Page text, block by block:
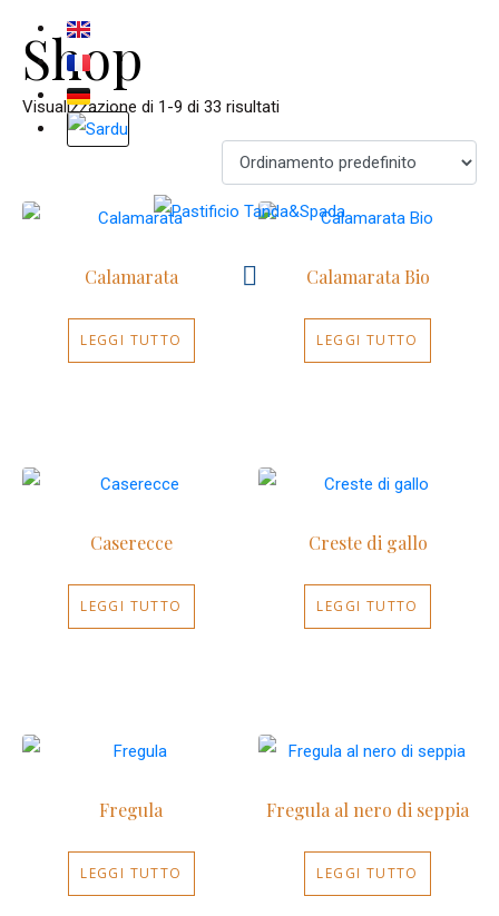
Shop
Visualizzazione di 1-9 di 33 risultati
Calamarata
LEGGI TUTTO
Calamarata Bio
LEGGI TUTTO
Caserecce
LEGGI TUTTO
Creste di gallo
LEGGI TUTTO
Fregula
LEGGI TUTTO
Fregula al nero di seppia
LEGGI TUTTO